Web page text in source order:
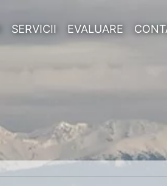
SERVICII EVALUARE